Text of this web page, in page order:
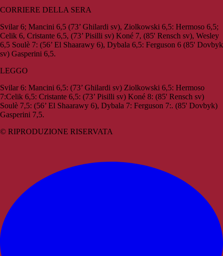
CORRIERE DELLA SERA
Svilar 6; Mancini 6,5 (73’ Ghilardi sv), Ziolkowski 6,5: Hermoso 6,5;
Celik 6, Cristante 6,5, (73’ Pisilli sv) Koné 7, (85' Rensch sv), Wesley
6,5 Soulè 7: (56’ El Shaarawy 6), Dybala 6,5: Ferguson 6 (85' Dovbyk
sv) Gasperini 6,5.
LEGGO
Svilar 6: Mancini 6,5: (73’ Ghilardi sv) Ziolkowski 6,5: Hermoso
7:Celik 6,5: Cristante 6,5: (73’ Pisilli sv) Koné 8: (85' Rensch sv)
Soulè 7,5: (56’ El Shaarawy 6), Dybala 7: Ferguson 7:. (85' Dovbyk)
Gasperini 7,5.
© RIPRODUZIONE RISERVATA